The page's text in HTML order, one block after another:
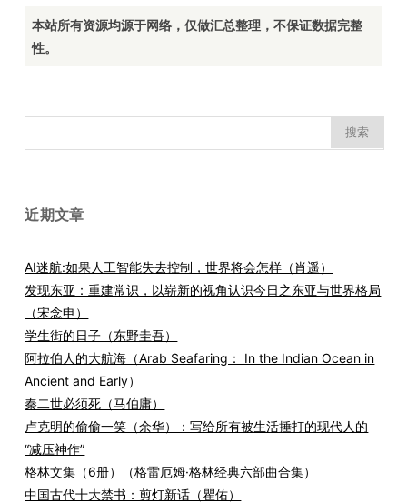
本站所有资源均源于网络，仅做汇总整理，不保证数据完整
性。
索：
近期文章
AI迷航:如果人工智能失去控制，世界将会怎样（肖遥）
发现东亚：重建常识，以崭新的视角认识今日之东亚与世界格局
（宋念申）
学生街的日子（东野圭吾）
阿拉伯人的大航海（Arab Seafaring： In the Indian Ocean in
Ancient and Early）
秦二世必须死（马伯庸）
卢克明的偷偷一笑（余华）：写给所有被生活捶打的现代人的
“减压神作”
格林文集（6册）（格雷厄姆·格林经典六部曲合集）
中国古代十大禁书：剪灯新话（瞿佑）